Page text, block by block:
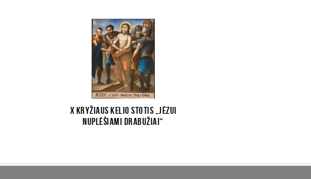
X Kryžiaus kelio stotis „Jėzui
nuplėšiami drabužiai“